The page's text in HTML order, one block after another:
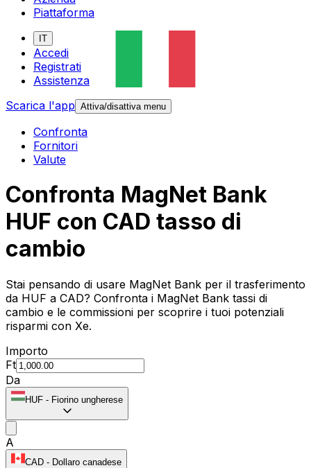
Piattaforma
IT
Accedi
Registrati
Assistenza
Scarica l'app Attiva/disattiva menu
Confronta
Fornitori
Valute
Confronta MagNet Bank
HUF con CAD tasso di
cambio
Stai pensando di usare MagNet Bank per il trasferimento
da HUF a CAD? Confronta i MagNet Bank tassi di
cambio e le commissioni per scoprire i tuoi potenziali
risparmi con Xe.
Importo
Ft
Da
HUF - Fiorino ungherese
A
CAD - Dollaro canadese